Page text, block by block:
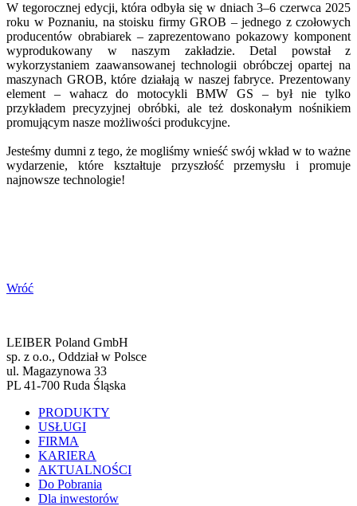
W tegorocznej edycji, która odbyła się w dniach 3–6 czerwca 2025
roku w Poznaniu, na stoisku firmy GROB – jednego z czołowych
producentów obrabiarek – zaprezentowano pokazowy komponent
wyprodukowany w naszym zakładzie. Detal powstał z
wykorzystaniem zaawansowanej technologii obróbczej opartej na
maszynach GROB, które działają w naszej fabryce. Prezentowany
element – wahacz do motocykli BMW GS – był nie tylko
przykładem precyzyjnej obróbki, ale też doskonałym nośnikiem
promującym nasze możliwości produkcyjne.
Jesteśmy dumni z tego, że mogliśmy wnieść swój wkład w to ważne
wydarzenie, które kształtuje przyszłość przemysłu i promuje
najnowsze technologie!
Wróć
LEIBER Poland GmbH
sp. z o.o., Oddział w Polsce
ul. Magazynowa 33
PL 41-700 Ruda Śląska
PRODUKTY
USŁUGI
FIRMA
KARIERA
AKTUALNOŚCI
Do Pobrania
Dla inwestorów